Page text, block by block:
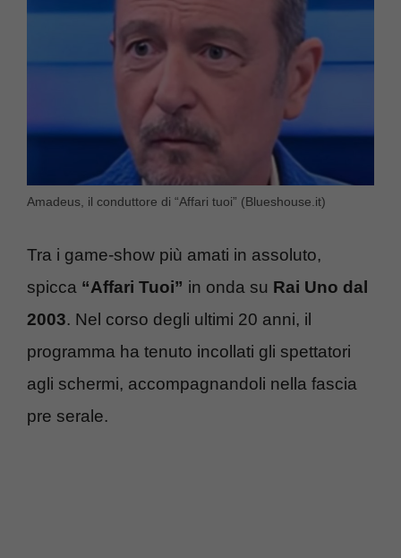
Amadeus, il conduttore di “Affari tuoi” (Blueshouse.it)
Tra i game-show più amati in assoluto,
spicca “Affari Tuoi” in onda su Rai Uno dal
2003. Nel corso degli ultimi 20 anni, il
programma ha tenuto incollati gli spettatori
agli schermi, accompagnandoli nella fascia
pre serale.